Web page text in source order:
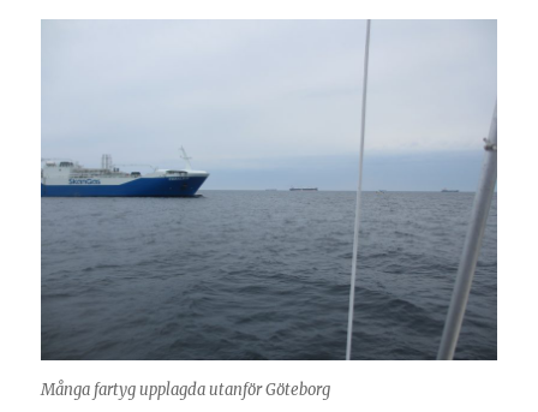
Många fartyg upplagda utanför Göteborg